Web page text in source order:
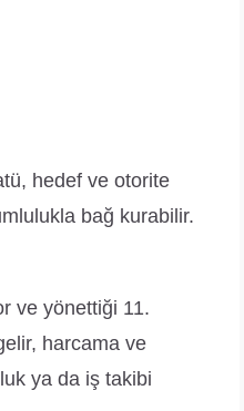
hedef ve otorite
bağ kurabilir.
ve yönettiği 11.
harcama ve
ya da iş takibi